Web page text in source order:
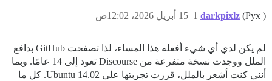
darkpixlz (Pyx ) 15 أبريل 2026، 12:02ص 1
لم يكن لدي أي شيء أفعله هذا المساء، لذا تصفحت GitHub بدافع
الملل ووجدت نسخة متفرعة من Discourse تعود إلى 14 عامًا. وبما
أنني كنت أشعر بالملل، قررت تجربتها على Ubuntu 14.02. كل ما